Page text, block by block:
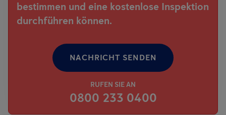
bestimmen und eine kostenlose Inspektion
durchführen können.
NACHRICHT SENDEN
RUFEN SIE AN
0800 233 0400